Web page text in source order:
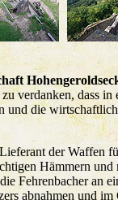
verdanken, dass
und die
der Waffen
Hämmern
Fehrenbacher an
abnahmen und